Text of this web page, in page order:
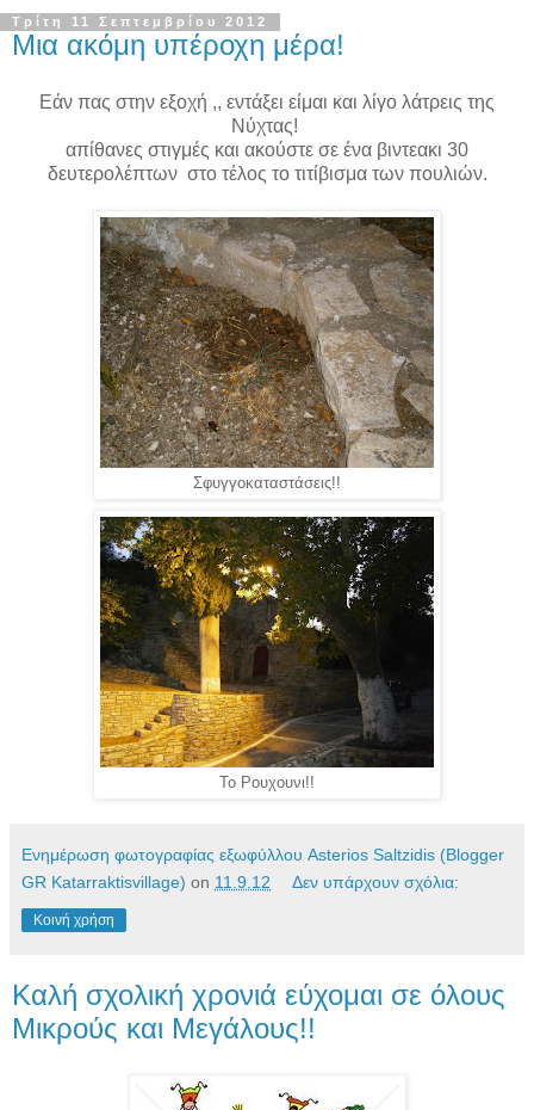
Τρίτη 11 Σεπτεμβρίου 2012
Μια ακόμη υπέροχη μέρα!
Εάν πας στην εξοχή ,, εντάξει είμαι και λίγο λάτρεις της
Νύχτας!
απίθανες στιγμές και ακούστε σε ένα βιντεακι 30
δευτερολέπτων στο τέλος το τιτίβισμα των πουλιών.
Σφυγγοκαταστάσεις!!
Το Ρουχουνι!!
Ενημέρωση φωτογραφίας εξωφύλλου Asterios Saltzidis (Blogger
GR Katarraktisvillage) on 11.9.12 Δεν υπάρχουν σχόλια:
Κοινή χρήση
Καλή σχολική χρονιά εύχομαι σε όλους
Μικρούς και Μεγάλους!!